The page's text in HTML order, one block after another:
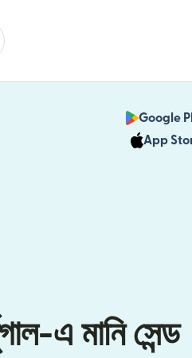
Google
App
এ মানি সেন্ড